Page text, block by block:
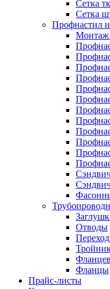
Сетка
Сетка
Профнастил
Монтаж
Отводы
Фланцы
Прайс-листы